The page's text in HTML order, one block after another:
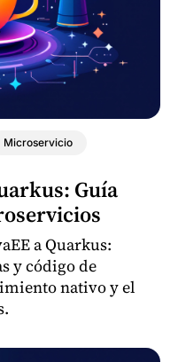
Microservicio
Guía
a Quarkus:
y código de
nativo y el